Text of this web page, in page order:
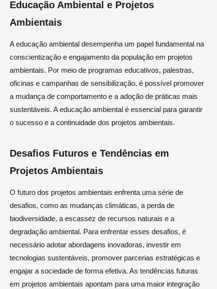
Educação Ambiental e Projetos
Ambientais
A educação ambiental desempenha um papel fundamental na
conscientização e engajamento da população em projetos
ambientais. Por meio de programas educativos, palestras,
oficinas e campanhas de sensibilização, é possível promover
a mudança de comportamento e a adoção de práticas mais
sustentáveis. A educação ambiental é essencial para garantir
o sucesso e a continuidade dos projetos ambientais.
Desafios Futuros e Tendências em
Projetos Ambientais
O futuro dos projetos ambientais enfrenta uma série de
desafios, como as mudanças climáticas, a perda de
biodiversidade, a escassez de recursos naturais e a
degradação ambiental. Para enfrentar esses desafios, é
necessário adotar abordagens inovadoras, investir em
tecnologias sustentáveis, promover parcerias estratégicas e
engajar a sociedade de forma efetiva. As tendências futuras
em projetos ambientais apontam para uma maior integração